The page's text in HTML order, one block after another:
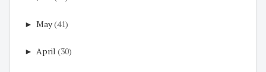
► May(41)
► April (30)